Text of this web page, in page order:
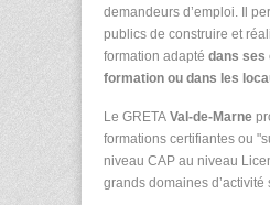
demandeurs d’emploi. Il
publics de construire et
formation adapté dans ses
formation ou dans les
Le GRETA Val-de-Marne
formations certifiantes ou
niveau CAP au niveau
grands domaines d’activité